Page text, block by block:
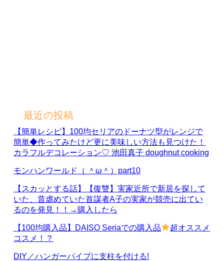
最近の投稿
【簡単レシピ】100均セリアのドーナツ型がレンジで
簡単◆作ってみたけど更に美味しい方法も見つけた！
カラフルデコレーション♡ 池田真子 doughnut cooking
モンハンワールド（ ＾ω＾）part10
【スカッとする話】【復讐】実家近所で新居を探して
いた、昔虐めていた首謀者A子の実家が競売に出てい
るのを発見！！→購入したら
【100均購入品】DAISO Seriaでの購入品
超オススメ
コスメ！？
DIY／ハンガーパイプに支柱を付ける!